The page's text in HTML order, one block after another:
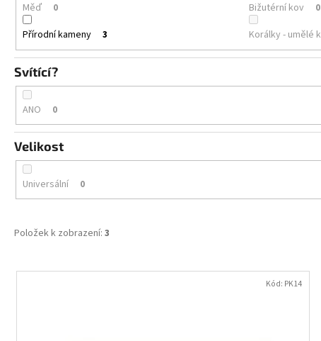
Měď 0 Bižutérní kov 0
Přírodní kameny 3 Korálky - umělé
Svítící?
ANO 0
Velikost
Universální 0
Položek k zobrazení: 3
V
Kód: PK14